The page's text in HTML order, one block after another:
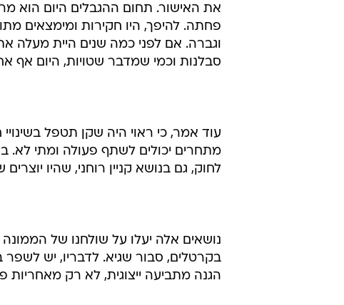
את האישור. תחום ההגבלים היום הוא
פחתה. להיפך, היו חקירות ומימצאים
וגברה. אם לפני כמה שנים היית מעלה
סבלנות וכמי שמדבר שטויות, היום
עוד אמר, כי ראוי היה שקן תטפל
מתחרים יכולים לשתף פעולה ומתי לא.
לחוק, גם בנושא קניין רוחני, שהיו
נושאים אלה יעלו על שולחנו של
בקרטלים, סבור שגיא. לדבריו, יש לשפר
הגנה מתביעה ייצוגית, לא רק מאחריות